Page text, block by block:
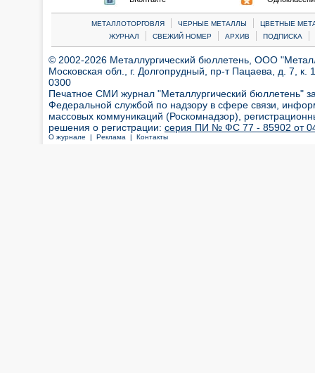
МЕТАЛЛОТОРГОВЛЯ | ЧЕРНЫЕ МЕТАЛЛЫ |
ЦВЕТНЫЕ
ЖУРНАЛ
| СВЕЖИЙ НОМЕР | АРХИВ | ПОДПИСКА |
© 2002-2026 Металлургический бюллетень, ООО
Московская обл., г. Долгопрудный, пр-т Пацаева, д. 7,
0300
Печатное СМИ журнал "Металлургический бюллетень"
Федеральной службой по надзору в сфере связи,
массовых коммуникаций (Роскомнадзор),
решения о регистрации: серия ПИ № ФС 77 - 85902 от 04
О журнале | Реклама | Контакты